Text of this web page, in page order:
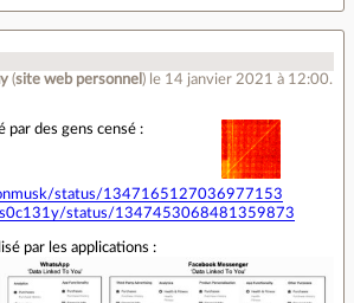
(site web personnel ) le 14 janvier 2021 à 12:00.
par des gens censé :
status/1347165127036977153
status/1347453068481359873
par les applications :